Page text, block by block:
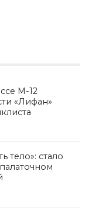
М-12
«Лифан»
тело»: стало